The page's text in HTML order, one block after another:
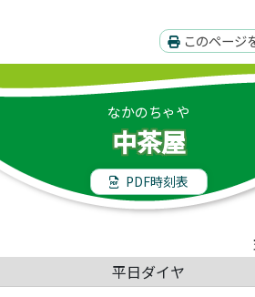
このページ
なかのちゃや
中茶屋
PDF時刻表
平日ダイヤ